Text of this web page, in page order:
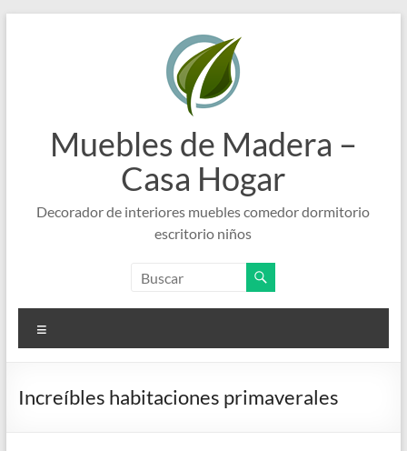
Muebles de Madera –
Casa Hogar
Decorador de interiores muebles comedor dormitorio
escritorio niños
Increíbles habitaciones primaverales